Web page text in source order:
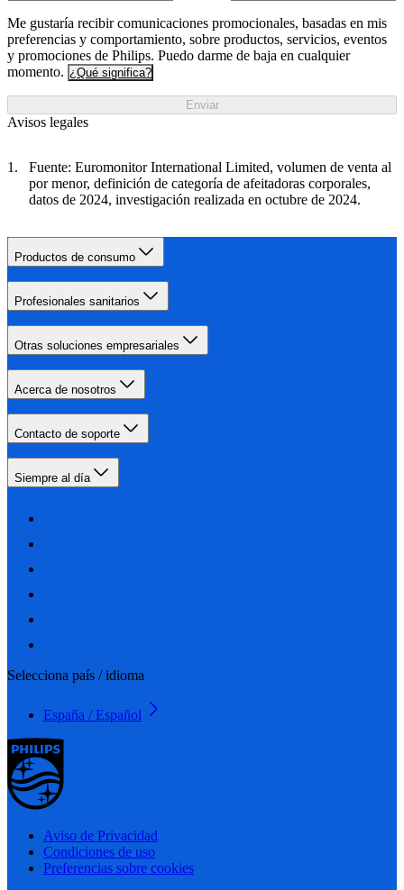
Me gustaría recibir comunicaciones promocionales, basadas en mis
preferencias y comportamiento, sobre productos, servicios, eventos
y promociones de Philips. Puedo darme de baja en cualquier
momento. ¿Qué significa?
Enviar
Avisos legales
Fuente: Euromonitor International Limited, volumen de venta al
por menor, definición de categoría de afeitadoras corporales,
datos de 2024, investigación realizada en octubre de 2024.
Productos de consumo
Profesionales sanitarios
Otras soluciones empresariales
Acerca de nosotros
Contacto de soporte
Siempre al día
Selecciona país / idioma
España / Español
Aviso de Privacidad
Condiciones de uso
Preferencias sobre cookies